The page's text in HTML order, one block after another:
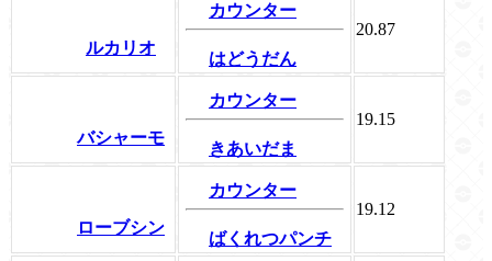
ルカリオ
カウンター
はどうだん
20.87
バシャーモ
カウンター
きあいだま
19.15
ローブシン
カウンター
ばくれつパンチ
19.12